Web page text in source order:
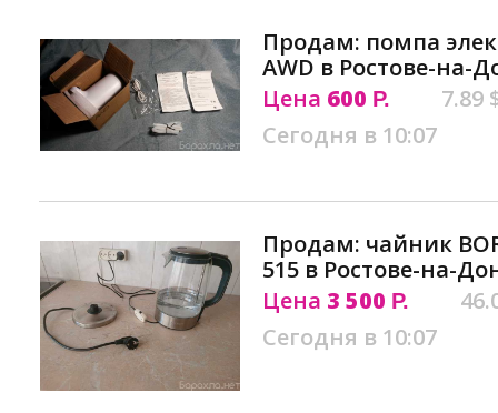
Продам: помпа
AWD в Ростове-на-
Цена 600 Р.
7.89
Сегодня в 10:07
Продам: чайник
515 в Ростове-на-
Цена 3 500 Р.
Сегодня в 10:07